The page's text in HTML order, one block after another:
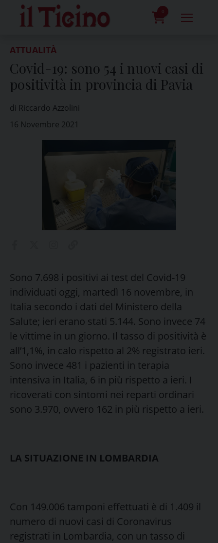
content
0
ATTUALITÀ
Covid-19: sono 54 i nuovi casi di
positività in provincia di Pavia
di Riccardo Azzolini
16 Novembre 2021
Sono 7.698 i positivi ai test del Covid-19
individuati oggi, martedì 16 novembre, in
Italia secondo i dati del Ministero della
Salute; ieri erano stati 5.144. Sono invece 74
le vittime in un giorno. Il tasso di positività è
all’1,1%, in calo rispetto al 2% registrato ieri.
Sono invece 481 i pazienti in terapia
intensiva in Italia, 6 in più rispetto a ieri. I
ricoverati con sintomi nei reparti ordinari
sono 3.970, ovvero 162 in più rispetto a ieri.
LA SITUAZIONE IN LOMBARDIA
Con 149.006 tamponi effettuati è di 1.409 il
numero di nuovi casi di Coronavirus
registrati in Lombardia, con un tasso di